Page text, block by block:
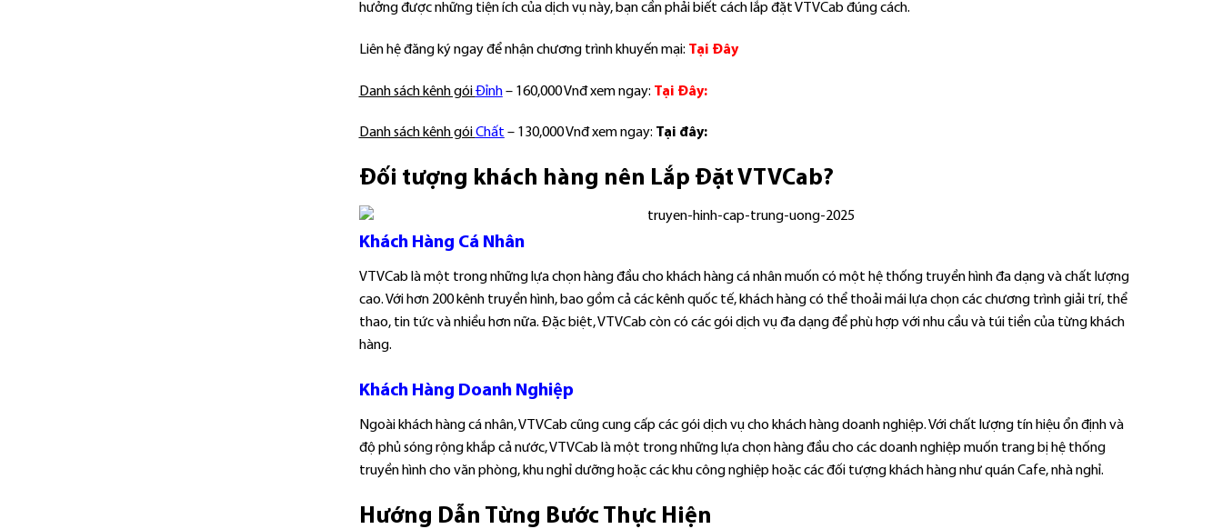
hưởng được những tiện ích của dịch vụ này, bạn cần phải biết cách lắp đặt VTVCab đúng cách.
Liên hệ đăng ký ngay để nhận chương trình khuyến mại: Tại Đây
Danh sách kênh góiĐỉnh– 160,000 Vnđ xem ngay: Tại Đây:
Danh sách kênh góiChất – 130,000 Vnđ xem ngay: Tại đây:
Đối tượng khách hàng nên Lắp Đặt VTVCab?
Khách Hàng Cá Nhân
VTVCab là một trong những lựa chọn hàng đầu cho khách hàng cá nhân muốn có một hệ thống truyền hình đa dạng và chất lượng
cao. Với hơn 200 kênh truyền hình, bao gồm cả các kênh quốc tế, khách hàng có thể thoải mái lựa chọn các chương trình giải trí, thể
thao, tin tức và nhiều hơn nữa. Đặc biệt, VTVCab còn có các gói dịch vụ đa dạng để phù hợp với nhu cầu và túi tiền của từng khách
hàng.
Khách Hàng Doanh Nghiệp
Ngoài khách hàng cá nhân, VTVCab cũng cung cấp các gói dịch vụ cho khách hàng doanh nghiệp. Với chất lượng tín hiệu ổn định và
độ phủ sóng rộng khắp cả nước, VTVCab là một trong những lựa chọn hàng đầu cho các doanh nghiệp muốn trang bị hệ thống
truyền hình cho văn phòng, khu nghỉ dưỡng hoặc các khu công nghiệp hoặc các đối tượng khách hàng như quán Cafe, nhà nghỉ.
Hướng Dẫn Từng Bước Thực Hiện